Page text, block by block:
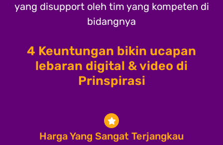
yang disupport oleh tim yang kompeten di
bidangnya
4 Keuntungan bikin ucapan
lebaran digital & video di
Prinspirasi
Harga Yang Sangat Terjangkau